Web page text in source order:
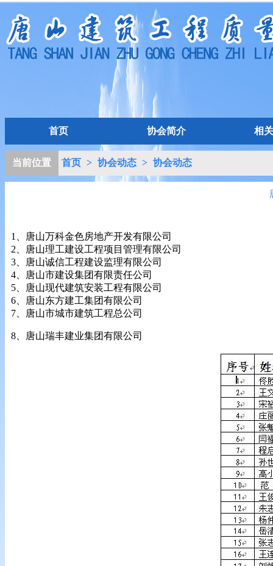
首页 协会简介 相
当前位置 首页 > 协会动态 > 协会动态
1、唐山万科金色房地产开发有限公司
2、唐山理工建设工程项目管理有限公司
3、唐山诚信工程建设监理有限公司
4、唐山市建设集团有限责任公司
5、唐山现代建筑安装工程有限公司
6、唐山东方建工集团有限公司
7、唐山市城市建筑工程总公司
8、唐山瑞丰建业集团有限公司